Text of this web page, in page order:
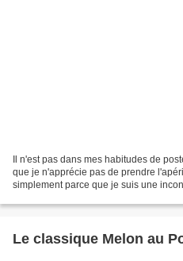
Il n'est pas dans mes habitudes de
que je n'apprécie pas de prendre
simplement parce que je suis une
Le classique Melon au